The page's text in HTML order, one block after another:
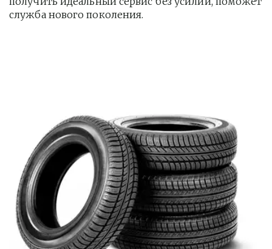
служба нового поколения.